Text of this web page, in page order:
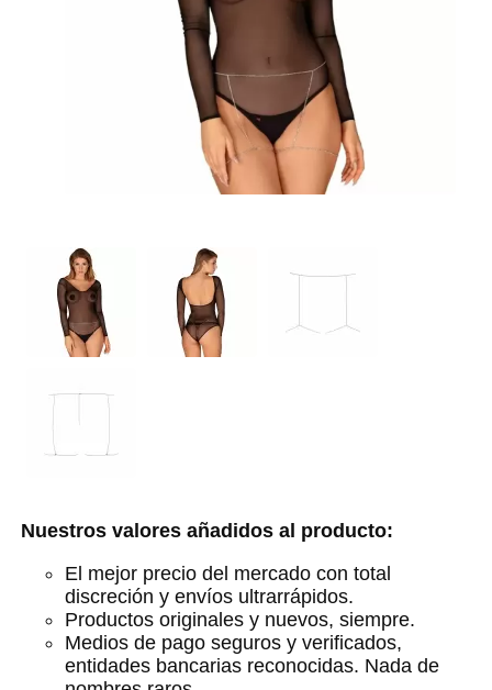
Nuestros valores añadidos al producto:
El mejor precio del mercado con total
discreción y envíos ultrarrápidos.
Productos originales y nuevos, siempre.
Medios de pago seguros y verificados,
entidades bancarias reconocidas. Nada de